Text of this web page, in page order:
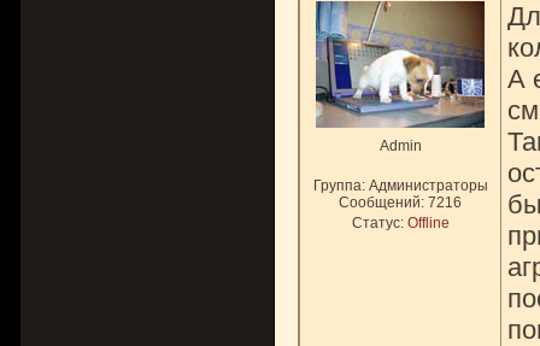
Admin
Группа: Администраторы
Сообщений: 7216
Статус: Offline
А